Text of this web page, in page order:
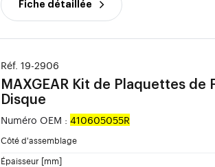
Fiche détaillée
Réf. 19-2906
MAXGEAR Kit de Plaquettes de
Disque
Numéro OEM : 410605055R
Côté d'assemblage
Épaisseur [mm]